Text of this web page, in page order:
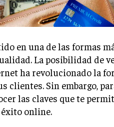
en una de las formas
La posibilidad de
ha revolucionado la
clientes. Sin embargo,
las claves que te
online.